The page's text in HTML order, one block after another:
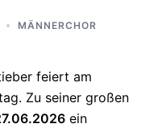
MÄNNERCHOR
feiert am
Zu seiner großen
ein